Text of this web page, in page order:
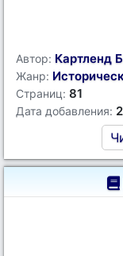
Автор: Картленд
Жанр:
Страниц: 81
Дата добавления: